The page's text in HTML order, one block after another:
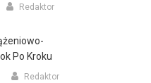
Redaktor
Po Kroku
Redaktor